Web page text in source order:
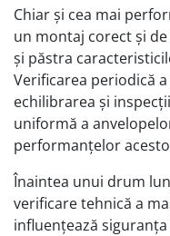
Chiar și cea mai
un montaj corect și
și păstra
Verificarea periodică
echilibrarea și
uniformă a
performanțelor
Înaintea unui drum
verificare tehnică a
influențează